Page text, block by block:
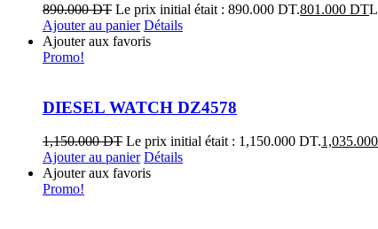
890.000DT Le prix initial était : 890.000 DT.801.000 DT
Ajouter au panier Détails
Ajouter aux favoris
Promo!
DIESEL WATCH DZ4578
1,150.000DT Le prix initial était : 1,150.000 DT.1,035.000
Ajouter au panier Détails
Ajouter aux favoris
Promo!